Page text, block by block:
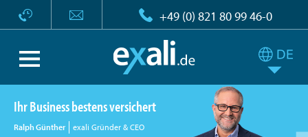
+49 (0) 821 80 99 46-0
Ihr Business bestens versichert
Ralph Günther exali Gründer & CEO